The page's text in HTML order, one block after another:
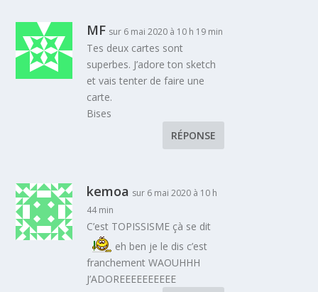
MF sur 6 mai 2020 à 10 h 19 min
Tes deux cartes sont
superbes. J’adore ton sketch
et vais tenter de faire une
carte.
Bises
RÉPONSE
kemoa sur 6 mai 2020 à 10 h
44 min
C’est TOPISSISME çà se dit
eh ben je le dis c’est
franchement WAOUHHH
J’ADOREEEEEEEEEE